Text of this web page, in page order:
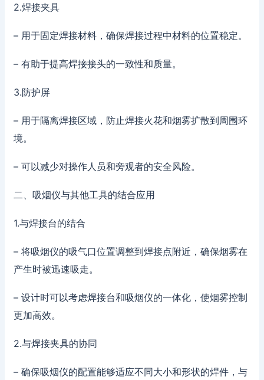
2.焊接夹具
– 用于固定焊接材料，确保焊接过程中材料的位置稳定。
– 有助于提高焊接接头的一致性和质量。
3.防护屏
– 用于隔离焊接区域，防止焊接火花和烟雾扩散到周围环
境。
– 可以减少对操作人员和旁观者的安全风险。
二、吸烟仪与其他工具的结合应用
1.与焊接台的结合
– 将吸烟仪的吸气口位置调整到焊接点附近，确保烟雾在
产生时被迅速吸走。
– 设计时可以考虑焊接台和吸烟仪的一体化，使烟雾控制
更加高效。
2.与焊接夹具的协同
– 确保吸烟仪的配置能够适应不同大小和形状的焊件，与